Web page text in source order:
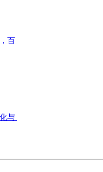
百
与